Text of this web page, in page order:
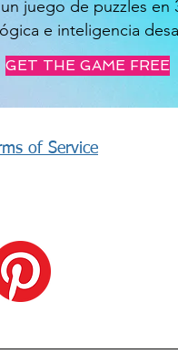
juego de puzzles
e inteligencia
GET THE GAME FREE
of Service